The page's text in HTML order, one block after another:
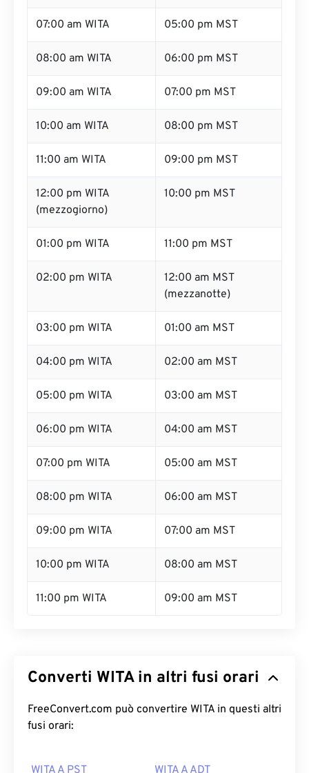
07:00 am WITA 05:00 pm MST
08:00 am WITA 06:00 pm MST
09:00 am WITA 07:00 pm MST
10:00 am WITA 08:00 pm MST
11:00 am WITA 09:00 pm MST
12:00 pm WITA
(mezzogiorno)
10:00 pm MST
01:00 pm WITA 11:00 pm MST
02:00 pm WITA
12:00 am MST
(mezzanotte)
03:00 pm WITA 01:00 am MST
04:00 pm WITA 02:00 am MST
05:00 pm WITA 03:00 am MST
06:00 pm WITA 04:00 am MST
07:00 pm WITA 05:00 am MST
08:00 pm WITA 06:00 am MST
09:00 pm WITA 07:00 am MST
10:00 pm WITA 08:00 am MST
11:00 pm WITA 09:00 am MST
Converti WITA in altri fusi orari
FreeConvert.com può convertire WITA in questi altri
fusi orari:
WITA A PST WITA A ADT